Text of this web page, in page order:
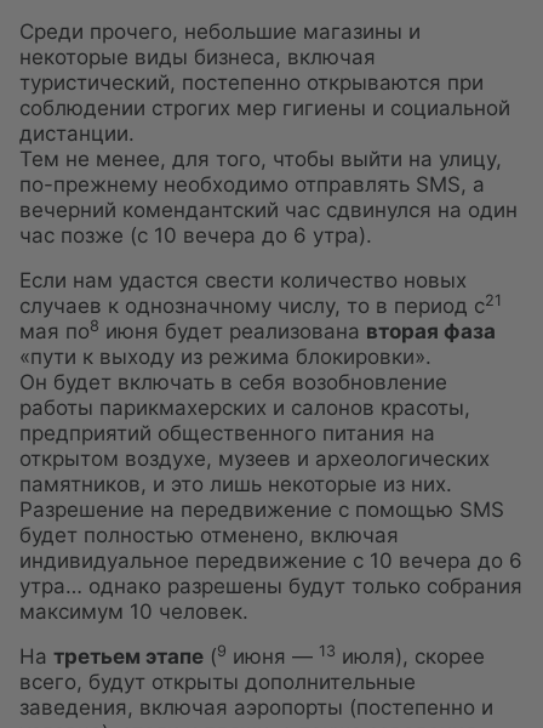
ЭЛИКСИР СПА
МЕСТОПОЛОЖЕНИЕ
ОНЛАЙН-РЕГИСТРАЦИИ
Среди прочего, небольшие магазины и
некоторые виды бизнеса, включая
туристический, постепенно открываются при
соблюдении строгих мер гигиены и социальной
дистанции.
Тем не менее, для того, чтобы выйти на улицу,
по-прежнему необходимо отправлять SMS, а
вечерний комендантский час сдвинулся на один
час позже (с 10 вечера до 6 утра).
Если нам удастся свести количество новых
случаев к однозначному числу, то в период с21
мая по8 июня будет реализована вторая фаза
«пути к выходу из режима блокировки».
Он будет включать в себя возобновление
работы парикмахерских и салонов красоты,
предприятий общественного питания на
открытом воздухе, музеев и археологических
памятников, и это лишь некоторые из них.
Разрешение на передвижение с помощью SMS
будет полностью отменено, включая
индивидуальное передвижение с 10 вечера до 6
утра… однако разрешены будут только собрания
максимум 10 человек.
На третьем этапе (9 июня — 13 июля), скорее
всего, будут открыты дополнительные
заведения, включая аэропорты (постепенно и